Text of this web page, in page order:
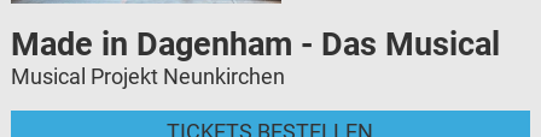
Made in Dagenham - Das Musical
Musical Projekt Neunkirchen